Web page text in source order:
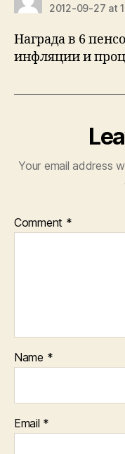
2012-09-27 at
Награда в 6
инфляции и
Your email address
Comment *
Name *
Email *